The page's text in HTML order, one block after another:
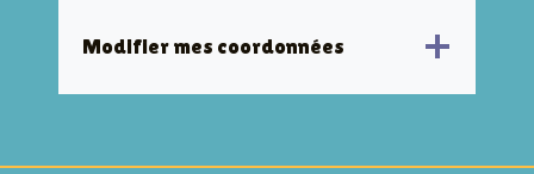
Modifier mes coordonnées